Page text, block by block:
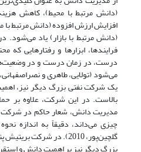
(دانش مرتبط با محیط)، کاهش
افزایش ارزش افزوده (دانش مرتبط
(دانش مرتبط با بازار) یاد
فرایندها، ابزارها و رفتارهایی
درست، در زمان درست و در
یک شرکت نفتی بزرگ دیگر نیز،
بالاست. در این شرکت، علاوه بر
مدیریت دانش، شعار حاکم در
چیزی می‌داند، دقیقاً به اندازه
گلچین‌پور، 2010). در